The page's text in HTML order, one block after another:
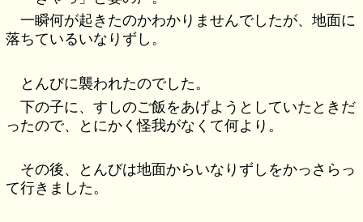
一瞬何が起きたのかわかりませんでしたが、地面に
落ちているいなりずし。
とんびに襲われたのでした。
下の子に、すしのご飯をあげようとしていたときだ
ったので、とにかく怪我がなくて何より。
その後、とんびは地面からいなりずしをかっさらっ
て行きました。